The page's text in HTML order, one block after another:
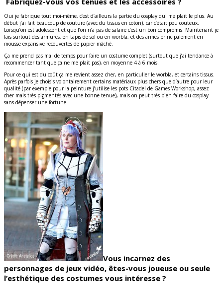
Oui je fabrique tout moi-même, c’est d’ailleurs la partie du cosplay qui me plait le plus. Au
début j’ai fait beaucoup de couture (avec du tissus en coton), car c’était peu couteux.
Lorsqu’on est adolescent et que l’on n’a pas de salaire c’est un bon compromis. Maintenant je
fais surtout des armures, en tapis de sol ou en worbla, et des armes principalement en
mousse expansive recouvertes de papier mâché.
Ça me prend pas mal de temps pour faire un costume complet (surtout que j’ai tendance à
recommencer tant que ça ne me plait pas), en moyenne 4 à 6 mois.
Pour ce qui est du coût ça me revient assez cher, en particulier le worbla, et certains tissus.
Après parfois je choisis volontairement certains matériaux plus chers que d’autre pour leur
qualité (par exemple pour la peinture j’utilise les pots Citadel de Games Workshop, assez
cher mais très pigmentés avec une bonne tenue), mais on peut très bien faire du cosplay
sans dépenser une fortune.
Vous incarnez des
personnages de jeux vidéo, êtes-vous joueuse ou seule
l’esthétique des costumes vous intéresse ?